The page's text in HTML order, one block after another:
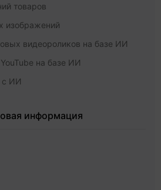
товаров
изображений
видеороликов на базе ИИ
на базе ИИ
с ИИ
информация